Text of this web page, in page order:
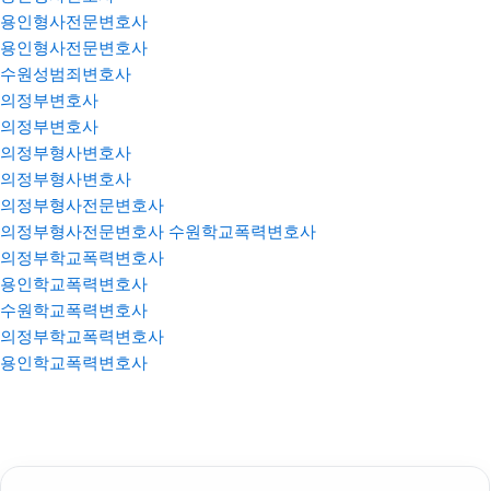
용인형사전문변호사
용인형사전문변호사
수원성범죄변호사
의정부변호사
의정부변호사
의정부형사변호사
의정부형사변호사
의정부형사전문변호사
의정부형사전문변호사 수원학교폭력변호사
의정부학교폭력변호사
용인학교폭력변호사
수원학교폭력변호사
의정부학교폭력변호사
용인학교폭력변호사